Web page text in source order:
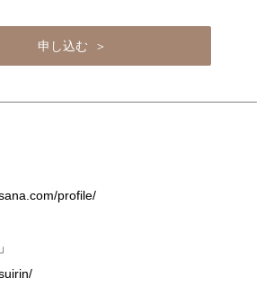
申し込む ＞
profile/